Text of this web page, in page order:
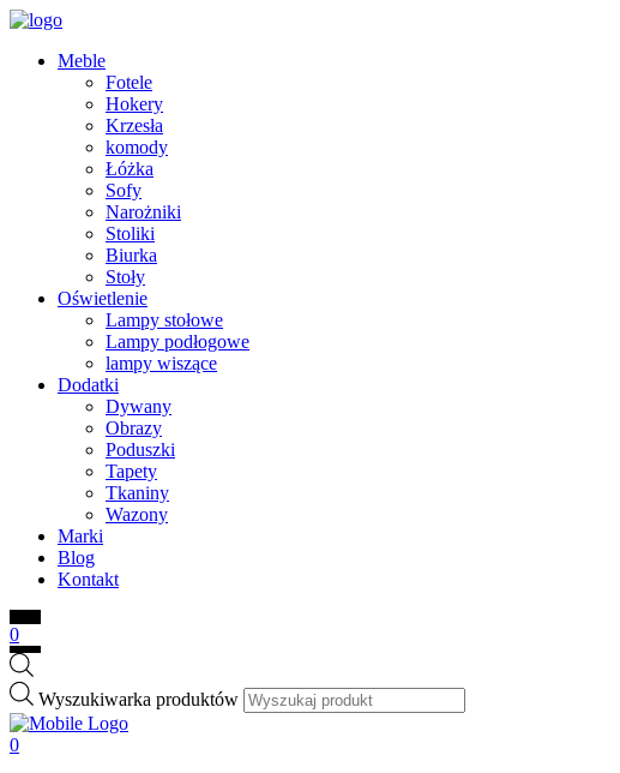
Meble
Fotele
Hokery
Krzesła
komody
Łóżka
Sofy
Narożniki
Stoliki
Biurka
Stoły
Oświetlenie
Lampy stołowe
Lampy podłogowe
lampy wiszące
Dodatki
Dywany
Obrazy
Poduszki
Tapety
Tkaniny
Wazony
Marki
Blog
Kontakt
0
Wyszukiwarka produktów
0